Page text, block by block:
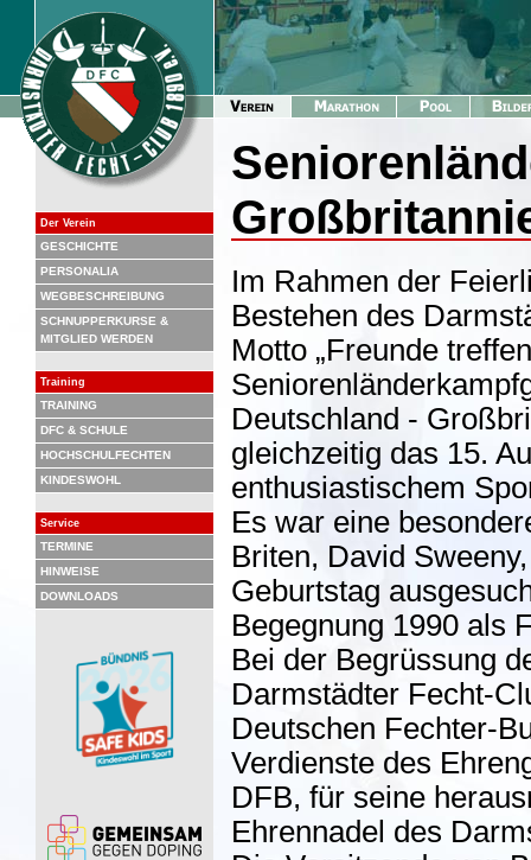
Der Verein
GESCHICHTE
PERSONALIA
WEGBESCHREIBUNG
SCHNUPPERKURSE &
MITGLIED WERDEN
Training
TRAINING
DFC & SCHULE
HOCHSCHULFECHTEN
KINDESWOHL
Service
TERMINE
HINWEISE
DOWNLOADS
Im Rahmen der
Bestehen des
Motto „Freunde
Deutschland -
gleichzeitig das 15.
enthusiastischem
Es war eine
Briten, David
Geburtstag
Begegnung 1990 als
Bei der Begrüssung
Darmstädter Fecht-
Deutschen Fechter-
Verdienste des
DFB, für seine
Ehrennadel des